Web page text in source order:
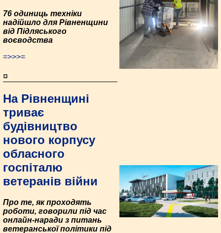
76 одиниць техніки
надійшло для Рівненщини
від Підляського
воєводства
=>>>=
¤
На Рівненщині
триває
будівництво
нового корпусу
обласного
госпіталю
ветеранів війни
Про те, як проходять
роботи, говорили під час
онлайн-наради з питань
ветеранської політики під